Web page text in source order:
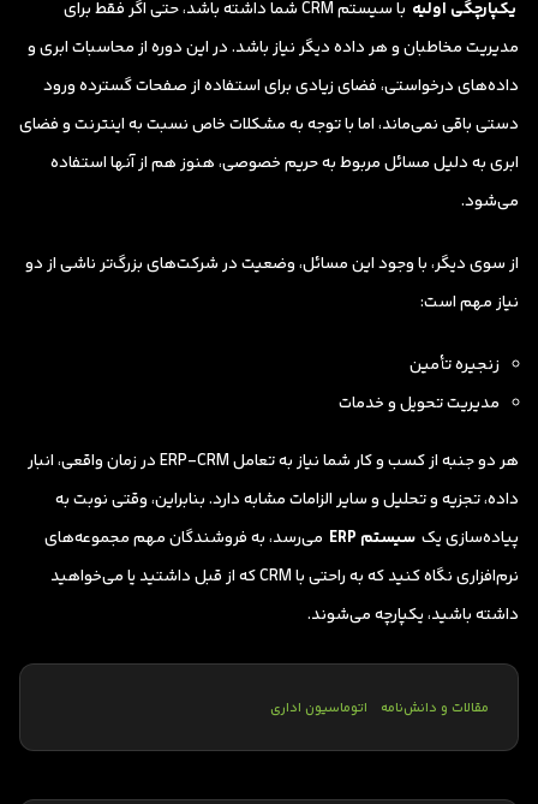
یکپارچگی اولیه
با سیستم CRM شما داشته باشد، حتی اگر فقط برای
مدیریت مخاطبان و هر داده دیگر نیاز باشد. در این دوره از محاسبات ابری و
داده‌های درخواستی، فضای زیادی برای استفاده از صفحات گسترده ورود
دستی باقی نمی‌ماند، اما با توجه به مشکلات خاص نسبت به اینترنت و فضای
ابری به دلیل مسائل مربوط به حریم خصوصی، هنوز هم از آنها استفاده
می‌شود.
از سوی دیگر، با وجود این مسائل، وضعیت در شرکت‌های بزرگ‌تر ناشی از دو
نیاز مهم است:
زنجیره تأمین
مدیریت تحویل و خدمات
هر دو جنبه از کسب و کار شما نیاز به تعامل ERP-CRM در زمان واقعی، انبار
داده، تجزیه و تحلیل و سایر الزامات مشابه دارد. بنابراین، وقتی نوبت به
پیاده‌سازی یک سیستم ERP
می‌رسد، به فروشندگان مهم مجموعه‌های
نرم‌افزاری نگاه کنید که به راحتی با CRM که از قبل داشتید یا می‌خواهید
داشته باشید، یکپارچه می‌شوند.
مقالات و دانش‌نامه اتوماسیون اداری